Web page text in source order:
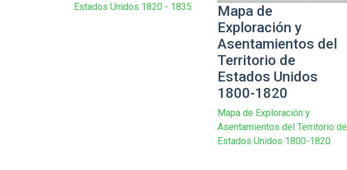
Estados Unidos 1820 - 1835
Mapa de
Exploración y
Asentamientos del
Territorio de
Estados Unidos
1800-1820
Mapa de Exploración y
Asentamientos del Territorio de
Estados Unidos 1800-1820